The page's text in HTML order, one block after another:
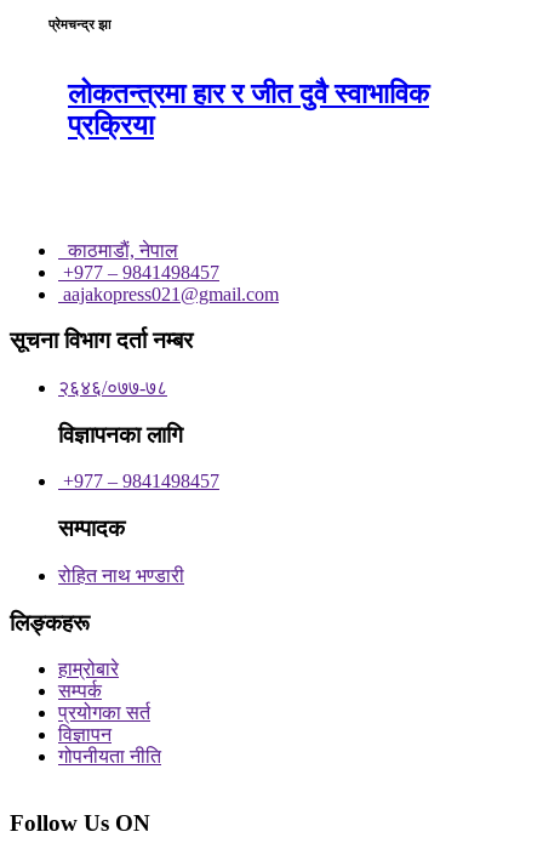
प्रेमचन्द्र झा
लोकतन्त्रमा हार र जीत दुवै स्वाभाविक
प्रक्रिया
काठमाडाैं, नेपाल
+977 – 9841498457
aajakopress021@gmail.com
सूचना विभाग दर्ता नम्बर
२६४६/०७७-७८
विज्ञापनका लागि
+977 – 9841498457
सम्पादक
रोहित नाथ भण्डारी
लिङ्कहरू
हाम्रोबारे
सम्पर्क
प्रयोगका सर्त
विज्ञापन
गोपनीयता नीति
Follow Us ON